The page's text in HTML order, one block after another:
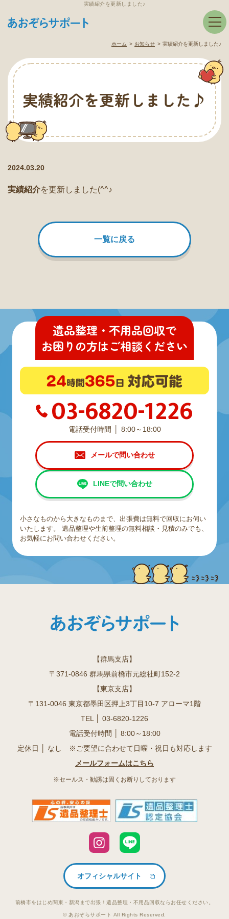
実績紹介を更新しました♪
ホーム お知らせ 実績紹介を更新しました♪
実績紹介を更新しました♪
2024.03.20
実績紹介を更新しました(^^♪
一覧に戻る
遺品整理・不用品回収で
お困りの方はご相談ください
03-6820-1226
電話受付時間 8:00～18:00
メールで問い合わせ
LINEで問い合わせ
小さなものから大きなものまで、出張費は無料で回収にお伺い
いたします。
遺品整理や生前整理の無料相談・見積のみでも、
お気軽にお問い合わせください。
【群馬支店】
〒371-0846 群馬県前橋市元総社町152-2
【東京支店】
〒131-0046 東京都墨田区押上3丁目10-7 アローマ1階
TEL │ 03-6820-1226
電話受付時間 │ 8:00～18:00
定休日 │ なし ※ご要望に合わせて日曜・祝日も対応します
メールフォームはこちら
※セールス・勧誘は固くお断りしております
オフィシャルサイト
前橋市をはじめ関東・新潟まで出張！遺品整理・不用品回収ならお任せください。
© あおぞらサポート All Rights Reserved.